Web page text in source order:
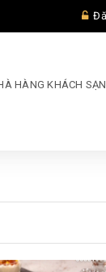
HÀNG KHÁCH SẠN